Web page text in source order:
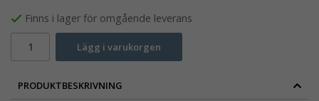
Finns i lager för omgående leverans
Lägg i varukorgen
PRODUKTBESKRIVNING